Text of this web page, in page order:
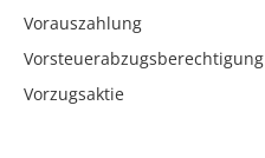
Vorauszahlung
Vorsteuerabzugsberechtigung
Vorzugsaktie